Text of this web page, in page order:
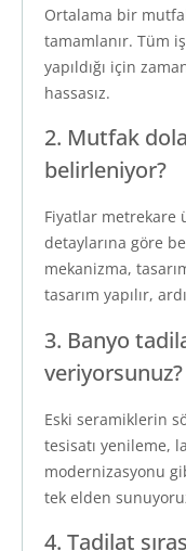
Ortalama bir
tamamlanır. Tüm
yapıldığı için
hassasız.
2. Mutfak
belirleniyor?
Fiyatlar metrekare
detaylarına göre
mekanizma,
tasarım yapılır,
3. Banyo
veriyorsunuz?
Eski seramiklerin
tesisatı yenileme,
modernizasyonu
tek elden
4. Tadilat